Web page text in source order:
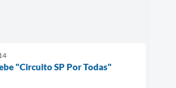
"Circuito SP Por Todas"